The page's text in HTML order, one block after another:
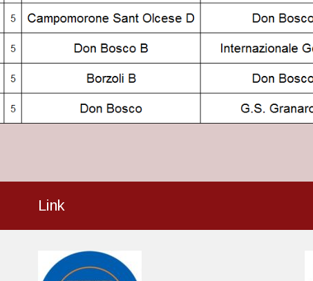
Link